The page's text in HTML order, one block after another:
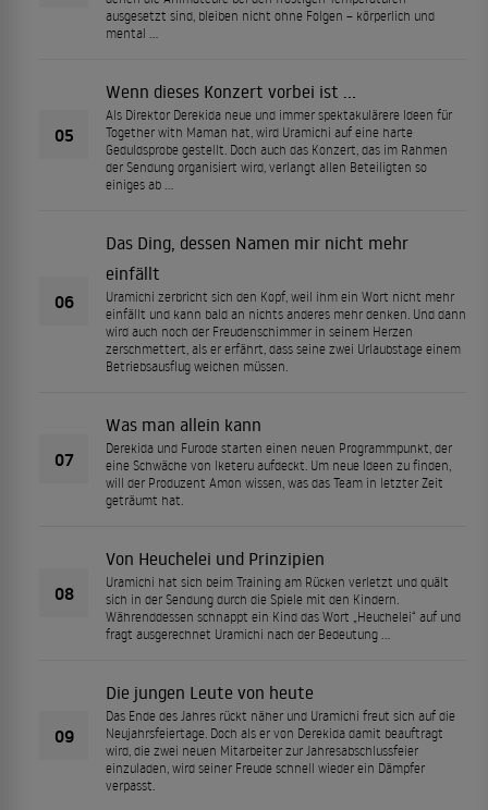
ausgesetzt sind, bleiben nicht ohne Folgen – körperlich und
mental …
05
Wenn dieses Konzert vorbei ist …
Als Direktor Derekida neue und immer spektakulärere Ideen für
Together with Maman hat, wird Uramichi auf eine harte
Geduldsprobe gestellt. Doch auch das Konzert, das im Rahmen
der Sendung organisiert wird, verlangt allen Beteiligten so
einiges ab …
06
Das Ding, dessen Namen mir nicht mehr
einfällt
Uramichi zerbricht sich den Kopf, weil ihm ein Wort nicht mehr
einfällt und kann bald an nichts anderes mehr denken. Und dann
wird auch noch der Freudenschimmer in seinem Herzen
zerschmettert, als er erfährt, dass seine zwei Urlaubstage einem
Betriebsausflug weichen müssen.
07
Was man allein kann
Derekida und Furode starten einen neuen Programmpunkt, der
eine Schwäche von Iketeru aufdeckt. Um neue Ideen zu finden,
will der Produzent Amon wissen, was das Team in letzter Zeit
geträumt hat.
08
Von Heuchelei und Prinzipien
Uramichi hat sich beim Training am Rücken verletzt und quält
sich in der Sendung durch die Spiele mit den Kindern.
Währenddessen schnappt ein Kind das Wort „Heuchelei“ auf und
fragt ausgerechnet Uramichi nach der Bedeutung …
09
Die jungen Leute von heute
Das Ende des Jahres rückt näher und Uramichi freut sich auf die
Neujahrsfeiertage. Doch als er von Derekida damit beauftragt
wird, die zwei neuen Mitarbeiter zur Jahresabschlussfeier
einzuladen, wird seiner Freude schnell wieder ein Dämpfer
verpasst.